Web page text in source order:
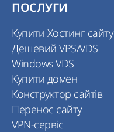
ПОСЛУГИ
Купити Хостинг сайту
Дешевий VPS/VDS
Windows VDS
Купити домен
Конструктор сайтів
Перенос сайту
VPN-сервіс